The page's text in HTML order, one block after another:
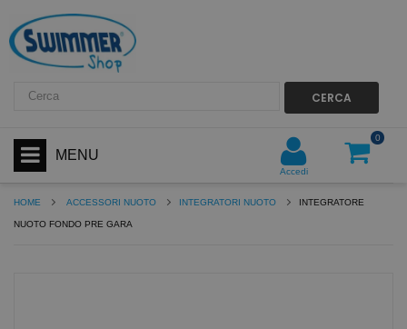
CERCA
MENU
0
Accedi
HOME ACCESSORI NUOTO INTEGRATORI NUOTO INTEGRATORE
NUOTO FONDO PRE GARA